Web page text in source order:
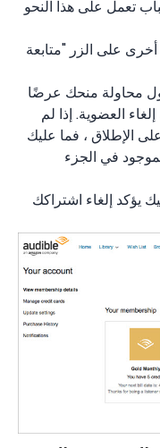
تعمل على هذا النحو
أخرى على الزر "متابعة
محاولة منحك عرضًا
العضوية. إذا لم
الإطلاق ، فما عليك
في الجزء
يؤكد إلغاء اشتراكك